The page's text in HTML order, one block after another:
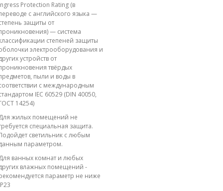
Protection Rating (в
с английского языка —
защиты от
— система
степеней защиты
электрооборудования и
устройств от
твёрдых
пыли и воды в
с международным
IEC 60529 (DIN 40050,
14254)
жилых помещений не
специальная защита.
светильник с любым
параметром.
ванных комнат и любых
влажных помещений -
параметр не ниже